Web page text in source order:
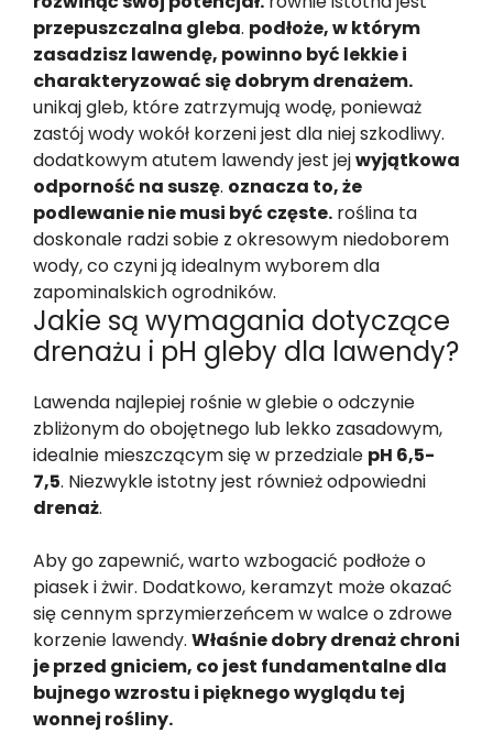
przepuszczalna gleba. podłoże, w którym
zasadzisz lawendę, powinno być lekkie i
charakteryzować się dobrym drenażem.
unikaj gleb, które zatrzymują wodę, ponieważ
zastój wody wokół korzeni jest dla niej szkodliwy.
dodatkowym atutem lawendy jest jejwyjątkowa
odporność na suszę. oznacza to, że
podlewanie nie musi być częste. roślina ta
doskonale radzi sobie z okresowym niedoborem
wody, co czyni ją idealnym wyborem dla
zapominalskich ogrodników.
Jakie są wymagania dotyczące
drenażu i pH gleby dla lawendy?
Lawenda najlepiej rośnie w glebie o odczynie
zbliżonym do obojętnego lub lekko zasadowym,
idealnie mieszczącym się w przedziale pH 6,5-
7,5. Niezwykle istotny jest również odpowiedni
drenaż.
Aby go zapewnić, warto wzbogacić podłoże o
piasek i żwir. Dodatkowo, keramzyt może okazać
się cennym sprzymierzeńcem w walce o zdrowe
korzenie lawendy. Właśnie dobry drenaż chroni
je przed gniciem, co jest fundamentalne dla
bujnego wzrostu i pięknego wyglądu tej
wonnej rośliny.